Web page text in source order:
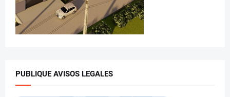
PUBLIQUE AVISOS LEGALES